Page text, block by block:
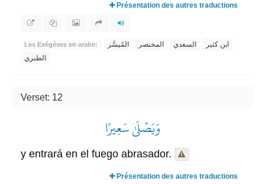
Présentation des autres traductions
Les Exégèses en arabe: المُيسَّر المختصر السعدي
ابن كثير
الطبري
Verset: 12
وَيَصۡلَىٰ سَعِيرًا
y entrará en el fuego abrasador.
Présentation des autres traductions